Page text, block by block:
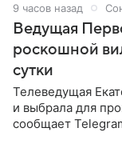
9 часов назад
Ведущая
роскошной
сутки
Телеведущая
и выбрала для
сообщает